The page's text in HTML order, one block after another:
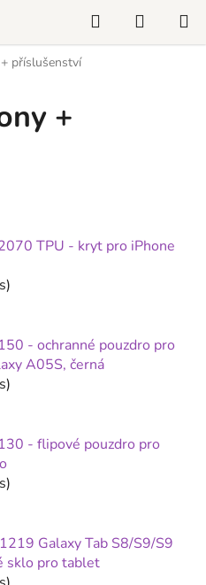
Hledat
KOŠÍK
příslušenství
+
TPU - kryt pro iPhone
- ochranné pouzdro pro
A05S, černá
- flipové pouzdro pro
Galaxy Tab S8/S9/S9
sklo pro tablet